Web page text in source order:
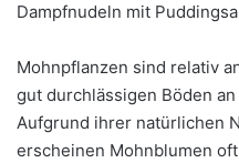
Dampfnudeln mit
Mohnpflanzen sind relativ
gut durchlässigen Böden
Aufgrund ihrer natürlichen
erscheinen Mohnblumen